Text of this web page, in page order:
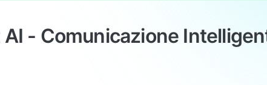
- Comunicazione